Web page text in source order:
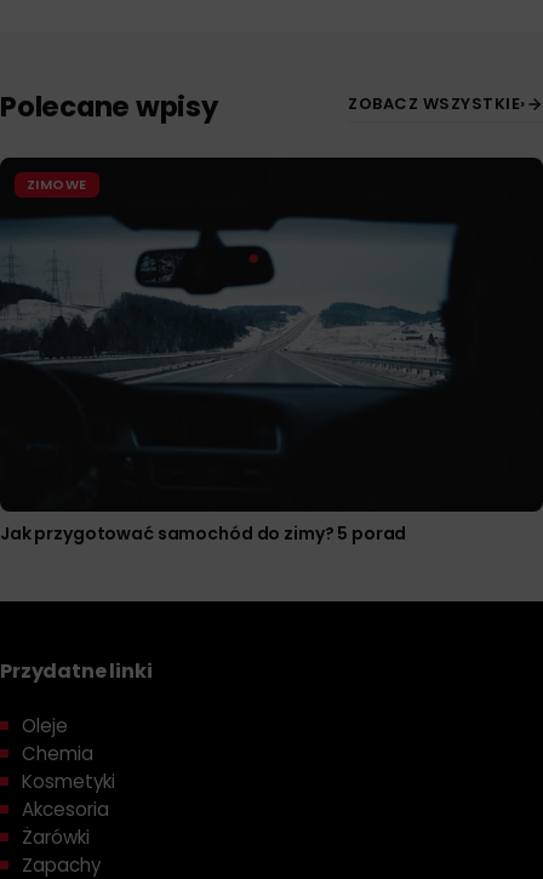
Polecane wpisy ZOBACZ WSZYSTKIE›
ZIMOWE
Jak przygotować samochód do zimy? 5 porad
Przydatne linki
Oleje
Chemia
Kosmetyki
Akcesoria
Żarówki
Zapachy